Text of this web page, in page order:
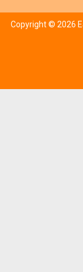
Copyright © 2026